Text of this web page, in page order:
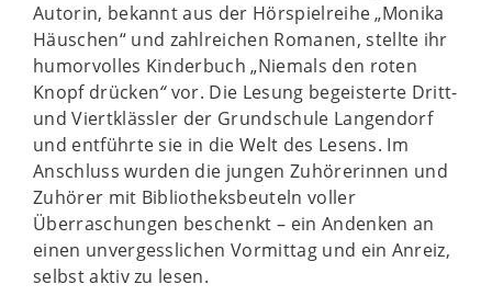
Autorin, bekannt aus der Hörspielreihe „Monika
Häuschen“ und zahlreichen Romanen, stellte ihr
humorvolles Kinderbuch „Niemals den roten
Knopf drücken“vor. Die Lesung begeisterte Dritt-
und Viertklässler der Grundschule Langendorf
und entführte sie in die Welt des Lesens. Im
Anschluss wurden die jungen Zuhörerinnen und
Zuhörer mit Bibliotheksbeuteln voller
Überraschungen beschenkt – ein Andenken an
einen unvergesslichen Vormittag und ein Anreiz,
selbst aktiv zu lesen.